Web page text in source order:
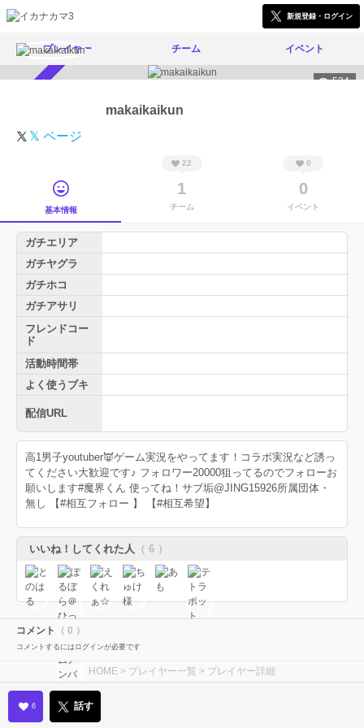
新規登録・ログイン
プレイヤー チーム イベント
524
makaikaikun
𝕏 ページ
基本情報
22
1
チーム
0
0
イベント
ガチエリア
ガチヤグラ
ガチホコ
ガチアサリ
フレンドコー
ド
活動時間帯
よく使うブキ
配信URL
高1男子youtuber👿ゲーム実況をやってます！コラボ実況など誘っ
てください大歓迎です♪ フォロワー20000狙ってるのでフォローお
願いします#魔界くん 使ってね！サブ垢@JING15926所属団体・
無し 【#相互フォロー 】 【#相互希望】
いいね！してくれた人 （ 6 ）
コメント （ 0 ）
コメントするにはログインが必要です
HOME > プレイヤー一覧 > プレイヤー詳細
6 話す